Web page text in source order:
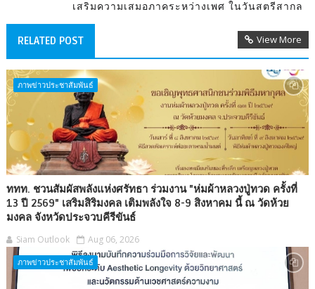
เสริมความเสมอภาคระหว่างเพศ ในวันสตรีสากล
RELATED POST View More
ภาพข่าวประชาสัมพันธ์
ททท. ชวนสัมผัสพลังแห่งศรัทธา ร่วมงาน "ห่มผ้าหลวงปู่ทวด ครั้งที่
13 ปี 2569" เสริมสิริมงคล เติมพลังใจ 8-9 สิงหาคม นี้ ณ วัดห้วย
มงคล จังหวัดประจวบคีรีขันธ์
Siam Outlook Aug 06, 2026
ภาพข่าวประชาสัมพันธ์